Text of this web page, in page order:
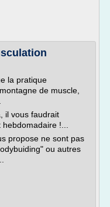
la pratique
de muscle,
il vous faudrait
!...
propose ne sont pas
ou autres